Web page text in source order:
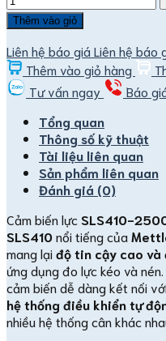
Thêm vào giỏ
Liên hệ báo giá Liên hệ báo
Thêm vào giỏ hàng
Tư vấn ngay
Báo
Tổng quan
Thông số kỹ thuật
Tài liệu liên quan
Sản phẩm liên quan
Đánh giá (0)
Cảm biến lực SLS410-
SLS410nổi tiếng của
mang lại độ tin cậy cao và
ứng dụng đo lực kéo và
cảm biến dễ dàng kết nối
hệ thống điều khiển tự
nhiều hệ thống cân khác